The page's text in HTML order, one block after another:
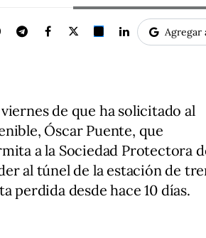
Agregar
de que ha solicitado al
Óscar Puente, que
a la Sociedad Protectora
al túnel de la estación de
perdida desde hace 10 días.